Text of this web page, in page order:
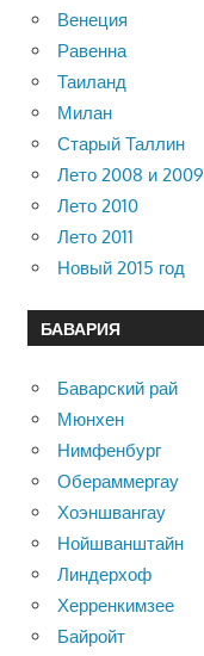
Венеция
Равенна
Таиланд
Милан
Старый Таллин
Лето 2008 и 2009
Лето 2010
Лето 2011
Новый 2015 год
БАВАРИЯ
Баварский рай
Мюнхен
Нимфенбург
Обераммергау
Хоэншвангау
Нойшванштайн
Линдерхоф
Херренкимзее
Байройт